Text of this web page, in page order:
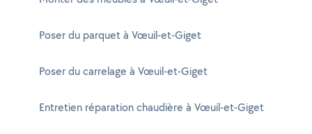
Poser du parquet à Vœuil-et-Giget
Poser du carrelage à Vœuil-et-Giget
Entretien réparation chaudière à Vœuil-et-Giget